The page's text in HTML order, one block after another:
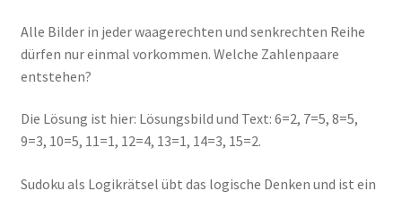
Kostenlose Rätsel
Mein Konto
Shop
Alle Bilder in jeder waagerechten und senkrechten Reihe
dürfen nur einmal vorkommen. Welche Zahlenpaare
entstehen?
Die Lösung ist hier: Lösungsbild und Text: 6=2, 7=5, 8=5,
9=3, 10=5, 11=1, 12=4, 13=1, 14=3, 15=2.
Sudoku als Logikrätsel übt das logische Denken und ist ein